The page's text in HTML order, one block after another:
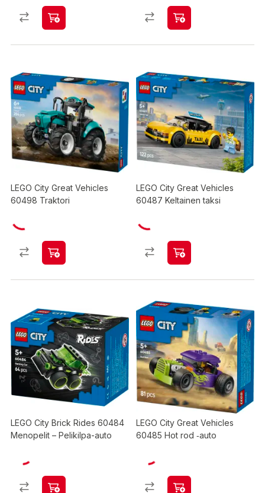
LEGO City Great Vehicles
60498 Traktori
LEGO City Great Vehicles
60487 Keltainen taksi
LEGO City Brick Rides 60484
Menopelit – Pelikilpa-auto
LEGO City Great Vehicles
60485 Hot rod ‑auto